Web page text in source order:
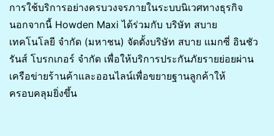
การใช้บริการอย่างครบวงจรภายในระบบนิเวศทางธุรกิจ
นอกจากนี้ Howden Maxi ได้ร่วมกับ บริษัท สบาย
เทคโนโลยี จำกัด (มหาชน) จัดตั้งบริษัท สบาย แมกซี่ อินชัว
รันส์ โบรกเกอร์ จำกัด เพื่อให้บริการประกันภัยรายย่อยผ่าน
เครือข่ายร้านค้าและออนไลน์เพื่อขยายฐานลูกค้าให้
ครอบคลุมยิ่งขึ้น